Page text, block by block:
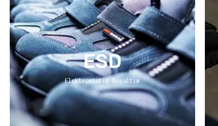
ESD
Elektrostatik Boşaltım